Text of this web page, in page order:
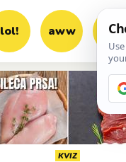
lol! aww vrh!
KVIZ